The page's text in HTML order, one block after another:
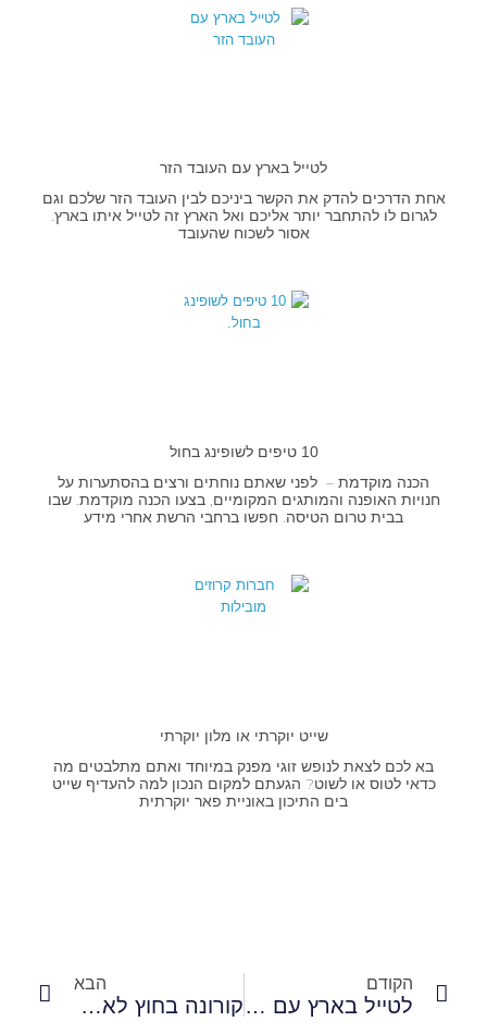
לטייל בארץ עם העובד הזר
אחת הדרכים להדק את הקשר ביניכם לבין העובד הזר שלכם וגם
לגרום לו להתחבר יותר אליכם ואל הארץ זה לטייל איתו בארץ.
אסור לשכוח שהעובד
10 טיפים לשופינג בחול
הכנה מוקדמת – לפני שאתם נוחתים ורצים בהסתערות על
חנויות האופנה והמותגים המקומיים, בצעו הכנה מוקדמת. שבו
בבית טרום הטיסה. חפשו ברחבי הרשת אחרי מידע
שייט יוקרתי או מלון יוקרתי
בא לכם לצאת לנופש זוגי מפנק במיוחד ואתם מתלבטים מה
כדאי לטוס או לשוט? הגעתם למקום הנכון למה להעדיף שייט
בים התיכון באוניית פאר יוקרתית
הקודם
לטייל בארץ עם העובד הזר
הבא
קורונה בחוץ לא צריך לטוס בשביל להנות